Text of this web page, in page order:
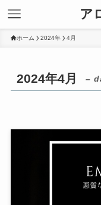
ア
ホーム 2024年 4月
2024年4月 –